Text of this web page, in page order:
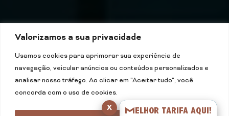
Valorizamos a sua privacidade
Usamos cookies para aprimorar sua experiência de
navegação, veicular anúncios ou conteúdos personalizados e
analisar nosso tráfego. Ao clicar em "Aceitar tudo", você
concorda com o uso de cookies.
Melhor tarifa aqui!
x